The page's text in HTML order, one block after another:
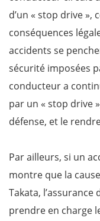
d’un « stop drive »,
conséquences
accidents se
sécurité imposées
conducteur a
par un « stop drive
défense, et le
Par ailleurs, si un
montre que la
Takata,
prendre en charge